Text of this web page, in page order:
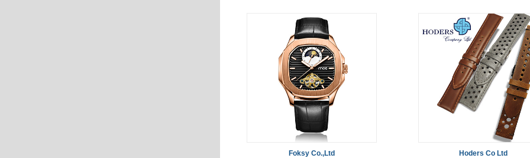
Foksy Co.,Ltd Hoders Co Ltd